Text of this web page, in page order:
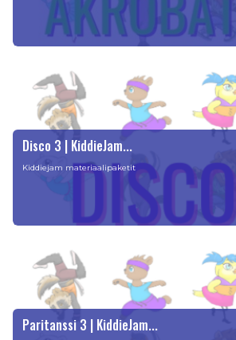
Disco 3 | KiddieJam...
Kiddiejam materiaalipaketit
Paritanssi 3 | KiddieJam...